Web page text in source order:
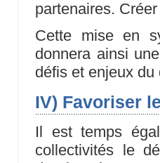
partenaires.
Cette mise en
donnera ainsi
défis et enjeux du
IV) Favoriser
Il est temps
collectivités le